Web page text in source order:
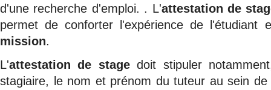
d'une recherche d'emploi. . L'attestation de
permet de conforter l'expérience de
mission.
L'attestation de stagedoit stipuler
stagiaire, le nom et prénom du tuteur au sein de